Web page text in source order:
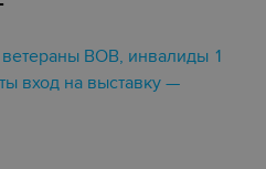
ВОВ, инвалиды 1
вход на выставку —